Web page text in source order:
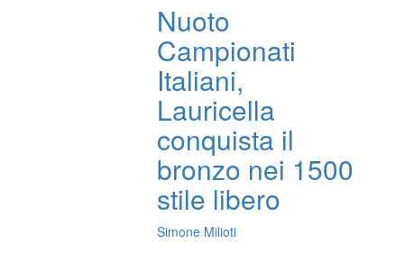
Nuoto
Campionati
Italiani,
Lauricella
conquista il
bronzo nei 1500
stile libero
Simone Milioti